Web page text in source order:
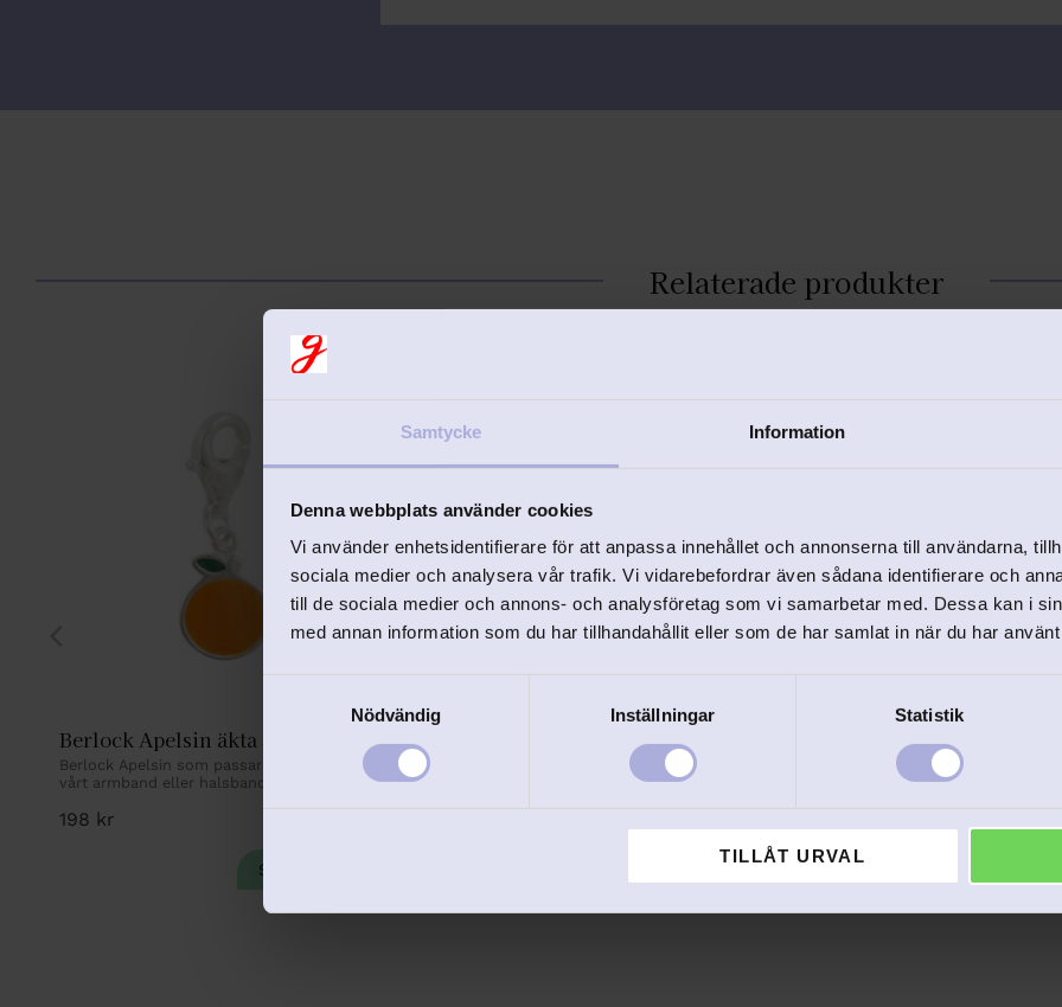
Samtycke Information
Denna webbplats använder cookies
Vi använder enhetsidentifierare för att anpassa innehållet och annonserna till användarna,
sociala medier och analysera vår trafik. Vi vidarebefordrar även sådana identifierare och
till de sociala medier och annons- och analysföretag som vi samarbetar med. Dessa kan i
med annan information som du har tillhandahållit eller som de har samlat in när du har
s
Nödvändig Inställningar Statistik
TILLÅT URVAL
Relaterade produkter
Berlock Apelsin äkta silver
Berlock Apelsin som passar fint i hop med
vårt armband eller halsband.
198 kr
Lägg till i favoriter
Berlock Banan äkta silver
Berlock Banan som passar fint i hop med
vårt armband eller halsband.
Lägg till i favoriter
Berlock Päron äkta silver
Söt Päron-berlock som passar
med vårt armband eller halsband.